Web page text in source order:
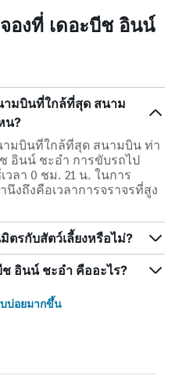
องที่ เดอะบีช อินน์
ามบินที่ใกล้ที่สุด สนาม
น?
ามบินที่ใกล้ที่สุด สนามบิน ท่า
อินน์ ชะอำ การขับรถไป
ลา 0 ชม. 21 น. ในการ
งถึงคือเวลาการจราจรที่สูง
ตรกับสัตว์เลี้ยงหรือไม่?
อินน์ ชะอำ คืออะไร?
บ่อยมากขึ้น